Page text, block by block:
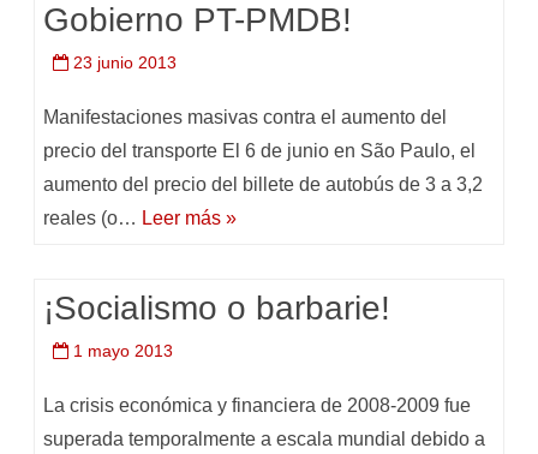
Gobierno PT-PMDB!
23 junio 2013
Manifestaciones masivas contra el aumento del
precio del transporte El 6 de junio en São Paulo, el
aumento del precio del billete de autobús de 3 a 3,2
reales (o… Leer más »
¡Socialismo o barbarie!
1 mayo 2013
La crisis económica y financiera de 2008-2009 fue
superada temporalmente a escala mundial debido a